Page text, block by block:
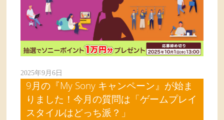
2025年9月6日
9月の『My Sony キャンペーン』が始ま
りました！今月の質問は「ゲームプレイ
スタイルはどっち派？」